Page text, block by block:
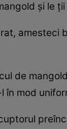
și le
amesteci
de
în mod